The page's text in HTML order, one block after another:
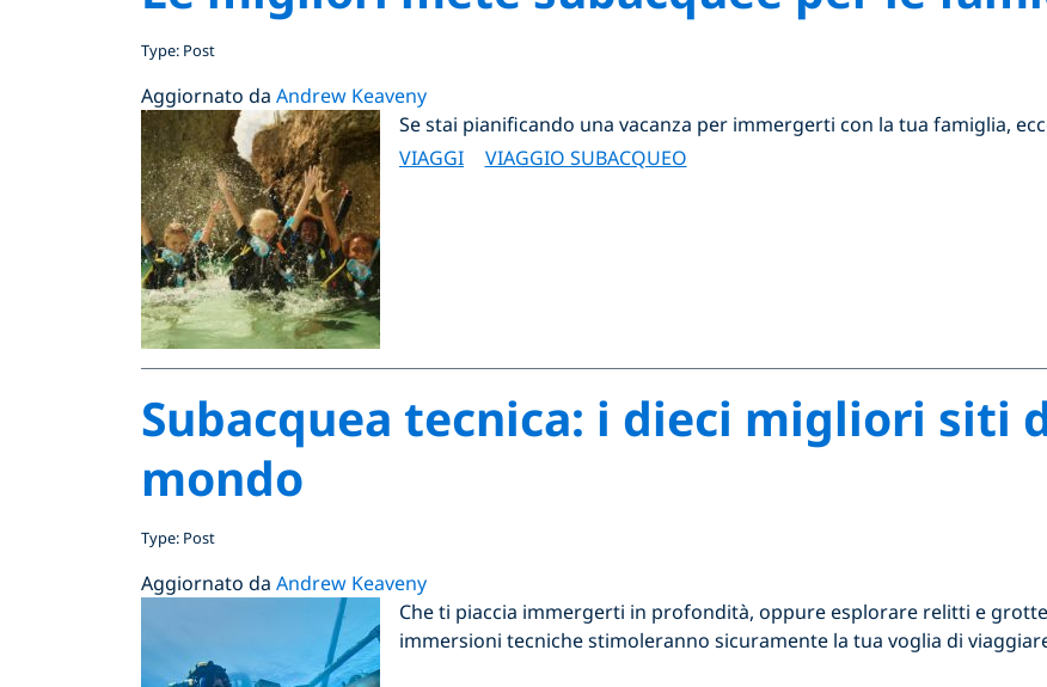
Type: Post
Aggiornato da Andrew Keaveny
Se stai pianificando una vacanza per immergerti con la tua famiglia,
VIAGGI
VIAGGIO SUBACQUEO
Subacquea tecnica: i dieci migliori siti
mondo
Type: Post
Aggiornato da Andrew Keaveny
Che ti piaccia immergerti in profondità, oppure esplorare relitti e
immersioni tecniche stimoleranno sicuramente la tua voglia di